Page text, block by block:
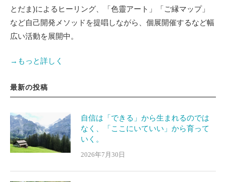
とだま)によるヒーリング、「色靈アート」「ご縁マップ」
など自己開発メソッドを提唱しながら、個展開催するなど幅
広い活動を展開中。
→もっと詳しく
最新の投稿
自信は「できる」から生まれるのでは
なく、「ここにいていい」から育って
いく。
2026年7月30日